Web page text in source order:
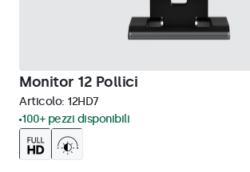
Monitor 12 Pollici
Articolo: 12HD7
100+ pezzi disponibili